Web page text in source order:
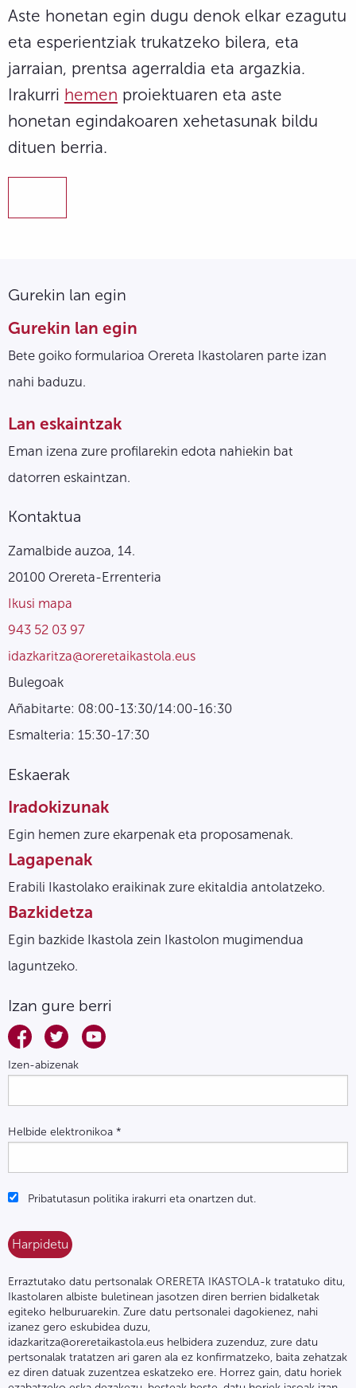
Aste honetan egin dugu denok elkar ezagutu
eta esperientziak trukatzeko bilera, eta
jarraian, prentsa agerraldia eta argazkia.
Irakurri hemen proiektuaren eta aste
honetan egindakoaren xehetasunak bildu
dituen berria.
Gurekin lan egin
Gurekin lan egin
Bete goiko formularioa Orereta Ikastolaren parte izan
nahi baduzu.
Lan eskaintzak
Eman izena zure profilarekin edota nahiekin bat
datorren eskaintzan.
Kontaktua
Zamalbide auzoa, 14.
20100 Orereta-Errenteria
Ikusi mapa
943 52 03 97
idazkaritza@oreretaikastola.eus
Bulegoak
Añabitarte: 08:00-13:30/14:00-16:30
Esmalteria: 15:30-17:30
Eskaerak
Iradokizunak
Egin hemen zure ekarpenak eta proposamenak.
Lagapenak
Erabili Ikastolako eraikinak zure ekitaldia antolatzeko.
Bazkidetza
Egin bazkide Ikastola zein Ikastolon mugimendua
laguntzeko.
Izan gure berri
Izen-abizenak
Helbide elektronikoa *
Pribatutasun politika irakurri eta onartzen dut.
Erraztutako datu pertsonalak ORERETA IKASTOLA-k tratatuko ditu,
Ikastolaren albiste buletinean jasotzen diren berrien bidalketak
egiteko helburuarekin. Zure datu pertsonalei dagokienez, nahi
izanez gero eskubidea duzu,
idazkaritza@oreretaikastola.eus helbidera zuzenduz, zure datu
pertsonalak tratatzen ari garen ala ez konfirmatzeko, baita zehatzak
ez diren datuak zuzentzea eskatzeko ere. Horrez gain, datu horiek